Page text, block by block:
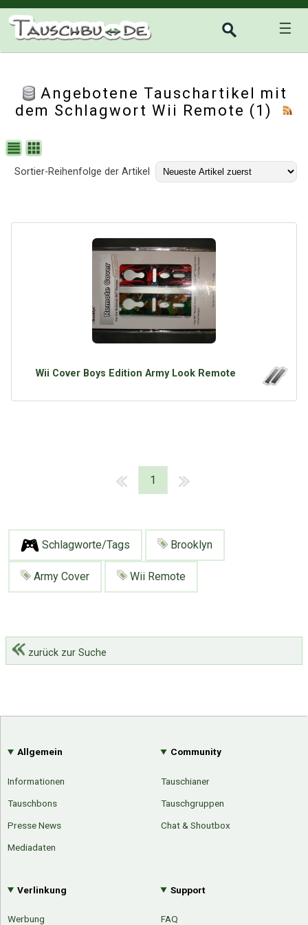
☰
Angebotene Tauschartikel mit
dem Schlagwort Wii Remote (1)
Sortier-Reihenfolge der Artikel
Wii Cover Boys Edition Army Look Remote
1
Schlagworte/Tags Brooklyn
Army Cover Wii Remote
zurück zur Suche
Allgemein
Informationen
Tauschbons
Presse News
Mediadaten
Community
Tauschianer
Tauschgruppen
Chat & Shoutbox
Verlinkung
Werbung
Support
FAQ